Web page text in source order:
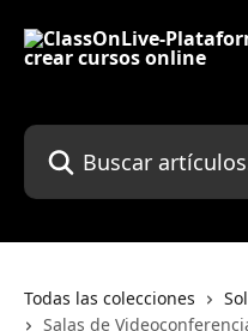
Buscar artículos...
Todas las colecciones
Salas de